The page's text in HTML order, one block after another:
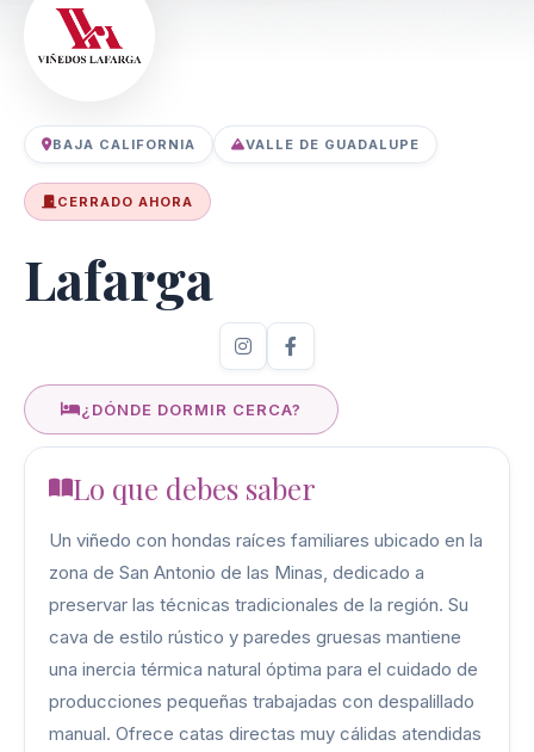
BAJA CALIFORNIA VALLE DE GUADALUPE
CERRADO AHORA
Lafarga
¿DÓNDE DORMIR CERCA?
Lo que debes saber
Un viñedo con hondas raíces familiares ubicado en la
zona de San Antonio de las Minas, dedicado a
preservar las técnicas tradicionales de la región. Su
cava de estilo rústico y paredes gruesas mantiene
una inercia térmica natural óptima para el cuidado de
producciones pequeñas trabajadas con despalillado
manual. Ofrece catas directas muy cálidas atendidas